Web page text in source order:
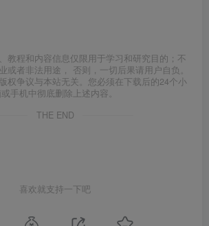
教程和内容信息仅限用于学习和研究目的；不
或者非法用途， 否则，一切后果请用户自负。
权争议与本站无关。您必须在下载后的24个小
手机中彻底删除上述内容。
THE END
喜欢就支持一下吧